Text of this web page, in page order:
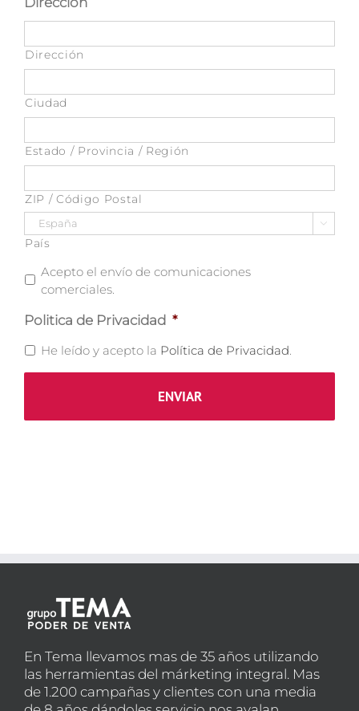
Dirección
Ciudad
Estado / Provincia / Región
ZIP / Código Postal

País
Comunicaciones
Comerciales
Acepto el envío de comunicaciones
comerciales.
Politica de Privacidad *
He leído y acepto la Política de Privacidad.
En Tema llevamos mas de 35 años utilizando
las herramientas del márketing integral. Mas
de 1.200 campañas y clientes con una media